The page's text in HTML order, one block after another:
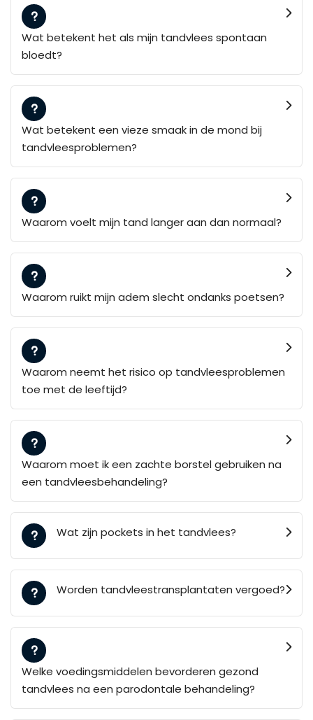
Wat betekent het als mijn tandvlees spontaan
bloedt?
Wat betekent een vieze smaak in de mond bij
tandvleesproblemen?
Waarom voelt mijn tand langer aan dan normaal?
Waarom ruikt mijn adem slecht ondanks poetsen?
Waarom neemt het risico op tandvleesproblemen
toe met de leeftijd?
Waarom moet ik een zachte borstel gebruiken na
een tandvleesbehandeling?
Wat zijn pockets in het tandvlees?
Worden tandvleestransplantaten vergoed?
Welke voedingsmiddelen bevorderen gezond
tandvlees na een parodontale behandeling?